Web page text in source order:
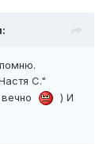
С."
) И